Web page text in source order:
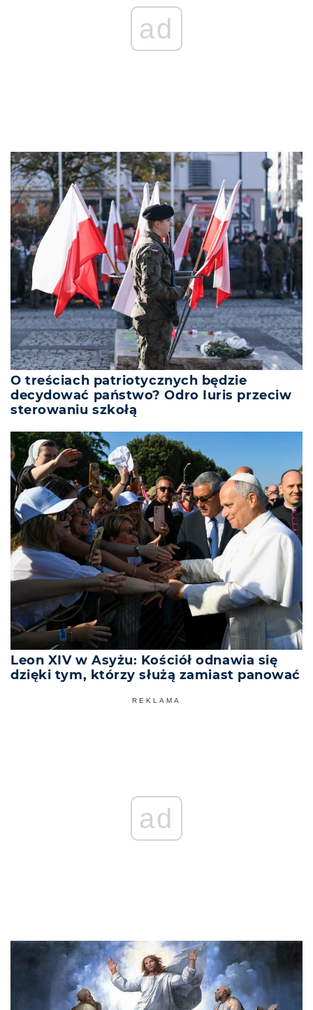
ad
O treściach patriotycznych będzie
decydować państwo? Odro Iuris przeciw
sterowaniu szkołą
Leon XIV w Asyżu: Kościół odnawia się
dzięki tym, którzy służą zamiast panować
REKLAMA
ad